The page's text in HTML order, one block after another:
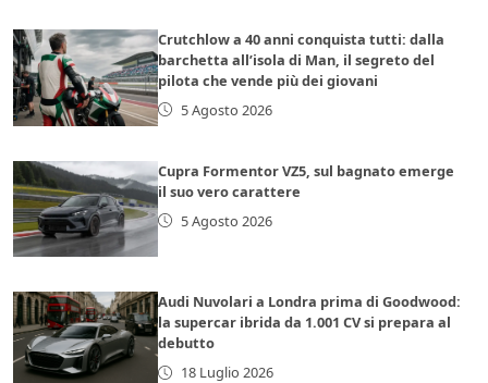
Crutchlow a 40 anni conquista tutti: dalla
barchetta all’isola di Man, il segreto del
pilota che vende più dei giovani
5 Agosto 2026
Cupra Formentor VZ5, sul bagnato emerge
il suo vero carattere
5 Agosto 2026
Audi Nuvolari a Londra prima di Goodwood:
la supercar ibrida da 1.001 CV si prepara al
debutto
18 Luglio 2026